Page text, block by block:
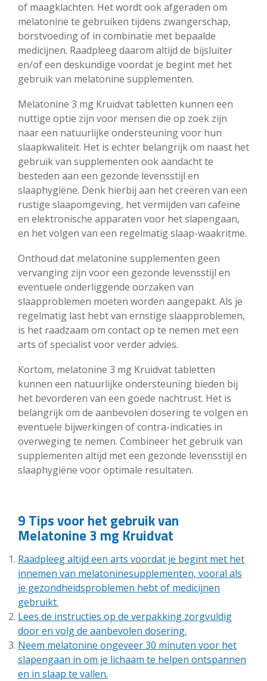
of maagklachten. Het wordt ook afgeraden om
melatonine te gebruiken tijdens zwangerschap,
borstvoeding of in combinatie met bepaalde
medicijnen. Raadpleeg daarom altijd de bijsluiter
en/of een deskundige voordat je begint met het
gebruik van melatonine supplementen.
Melatonine 3 mg Kruidvat tabletten kunnen een
nuttige optie zijn voor mensen die op zoek zijn
naar een natuurlijke ondersteuning voor hun
slaapkwaliteit. Het is echter belangrijk om naast het
gebruik van supplementen ook aandacht te
besteden aan een gezonde levensstijl en
slaaphygiëne. Denk hierbij aan het creëren van een
rustige slaapomgeving, het vermijden van cafeïne
en elektronische apparaten voor het slapengaan,
en het volgen van een regelmatig slaap-waakritme.
Onthoud dat melatonine supplementen geen
vervanging zijn voor een gezonde levensstijl en
eventuele onderliggende oorzaken van
slaapproblemen moeten worden aangepakt. Als je
regelmatig last hebt van ernstige slaapproblemen,
is het raadzaam om contact op te nemen met een
arts of specialist voor verder advies.
Kortom, melatonine 3 mg Kruidvat tabletten
kunnen een natuurlijke ondersteuning bieden bij
het bevorderen van een goede nachtrust. Het is
belangrijk om de aanbevolen dosering te volgen en
eventuele bijwerkingen of contra-indicaties in
overweging te nemen. Combineer het gebruik van
supplementen altijd met een gezonde levensstijl en
slaaphygiëne voor optimale resultaten.
9 Tips voor het gebruik van
Melatonine 3 mg Kruidvat
Raadpleeg altijd een arts voordat je begint met het
innemen van melatoninesupplementen, vooral als
je gezondheidsproblemen hebt of medicijnen
gebruikt.
Lees de instructies op de verpakking zorgvuldig
door en volg de aanbevolen dosering.
Neem melatonine ongeveer 30 minuten voor het
slapengaan in om je lichaam te helpen ontspannen
en in slaap te vallen.